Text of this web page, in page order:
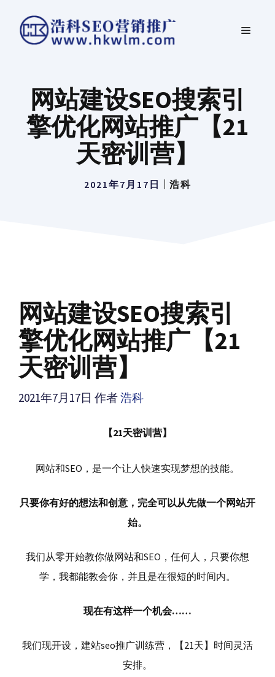
菜
网站建设SEO搜索引
擎优化网站推广【21
天密训营】
2021年7月17日 浩科
网站建设SEO搜索引
擎优化网站推广【21
天密训营】
2021年7月17日 作者浩科
【21天密训营】
网站和SEO，是一个让人快速实现梦想的技能。
只要你有好的想法和创意，完全可以从先做一个网站开
始。
我们从零开始教你做网站和SEO，任何人，只要你想
学，我都能教会你，并且是在很短的时间内。
现在有这样一个机会……
我们现开设，建站seo推广训练营，【21天】时间灵活
安排。